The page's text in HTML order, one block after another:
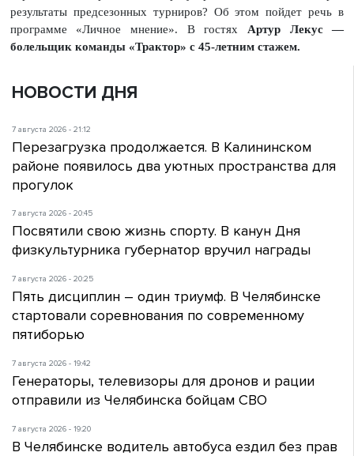
результаты предсезонных турниров? Об этом пойдет речь в
программе «Личное мнение». В гостях Артур Лекус —
болельщик команды «Трактор» с 45-летним стажем.
НОВОСТИ ДНЯ
7 августа 2026 - 21:12
Перезагрузка продолжается. В Калининском
районе появилось два уютных пространства для
прогулок
7 августа 2026 - 20:45
Посвятили свою жизнь спорту. В канун Дня
физкультурника губернатор вручил награды
7 августа 2026 - 20:25
Пять дисциплин – один триумф. В Челябинске
стартовали соревнования по современному
пятиборью
7 августа 2026 - 19:42
Генераторы, телевизоры для дронов и рации
отправили из Челябинска бойцам СВО
7 августа 2026 - 19:20
В Челябинске водитель автобуса ездил без прав